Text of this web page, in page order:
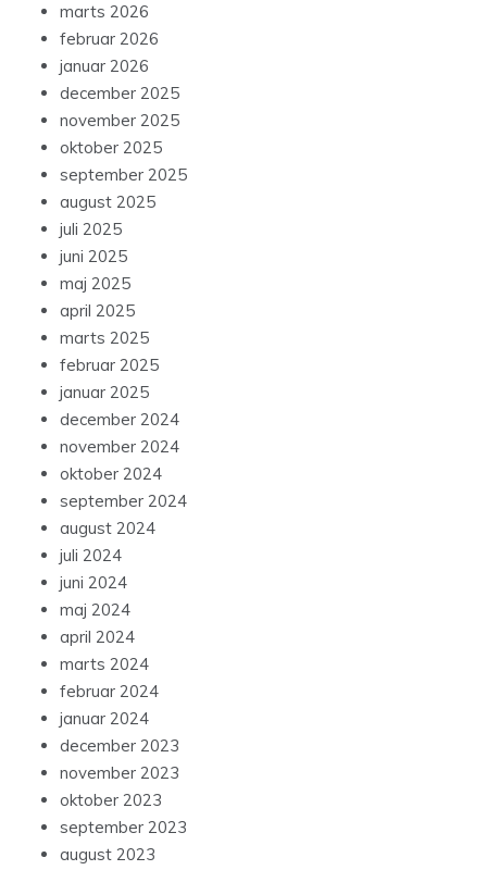
marts 2026
februar 2026
januar 2026
december 2025
november 2025
oktober 2025
september 2025
august 2025
juli 2025
juni 2025
maj 2025
april 2025
marts 2025
februar 2025
januar 2025
december 2024
november 2024
oktober 2024
september 2024
august 2024
juli 2024
juni 2024
maj 2024
april 2024
marts 2024
februar 2024
januar 2024
december 2023
november 2023
oktober 2023
september 2023
august 2023